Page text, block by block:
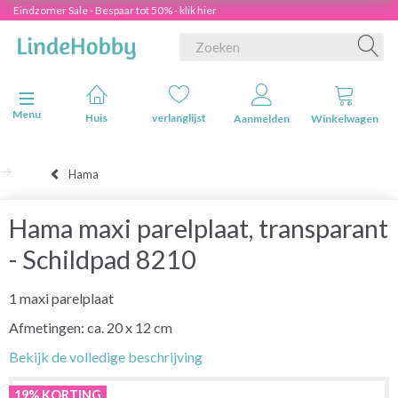
Eindzomer Sale - Bespaar tot 50% - klik hier
Navigatie in-/uitschakelen
Menu
Huis verlanglijst Aanmelden Winkelwagen
Hama
Hama maxi parelplaat, transparant
- Schildpad 8210
1 maxi parelplaat
Afmetingen: ca. 20 x 12 cm
Bekijk de volledige beschrijving
19% KORTING